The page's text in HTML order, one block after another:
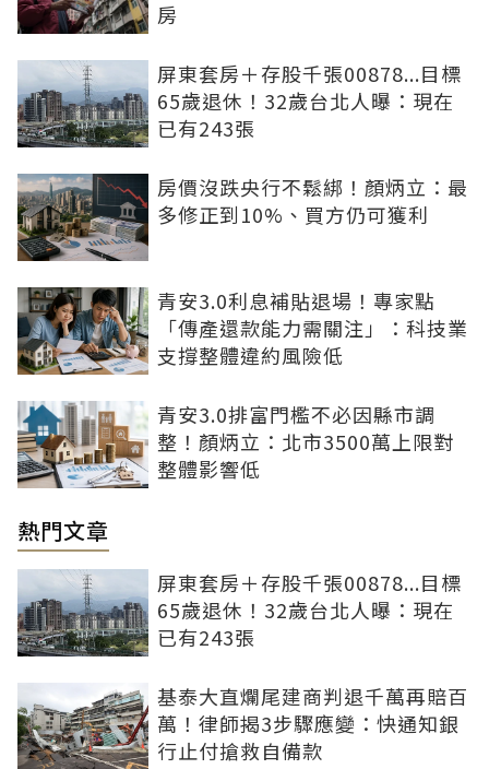
房
屏東套房＋存股千張00878...目標
65歲退休！32歲台北人曝：現在
已有243張
房價沒跌央行不鬆綁！顏炳立：最
多修正到10%、買方仍可獲利
青安3.0利息補貼退場！專家點
「傳產還款能力需關注」：科技業
支撐整體違約風險低
青安3.0排富門檻不必因縣市調
整！顏炳立：北市3500萬上限對
整體影響低
熱門文章
屏東套房＋存股千張00878...目標
65歲退休！32歲台北人曝：現在
已有243張
基泰大直爛尾建商判退千萬再賠百
萬！律師揭3步驟應變：快通知銀
行止付搶救自備款